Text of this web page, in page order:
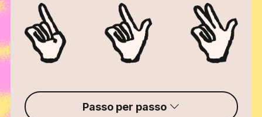
Passo per passo